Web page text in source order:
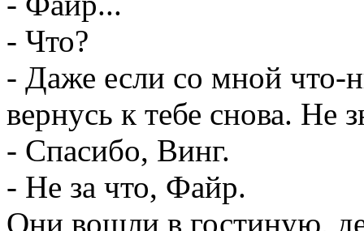
- Что?
- Даже если со мной что-
вернусь к тебе снова. Не
- Спасибо, Винг.
- Не за что, Файр.
Они вошли в гостиную,